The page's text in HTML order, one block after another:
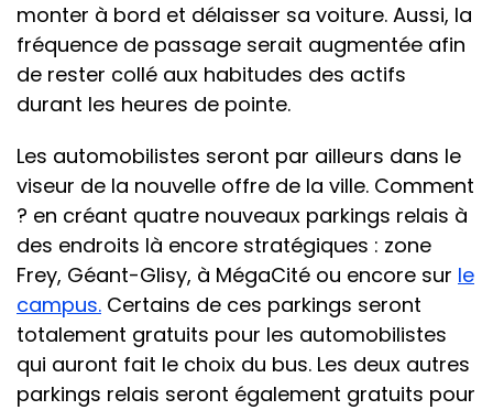
monter à bord et délaisser sa voiture. Aussi, la
fréquence de passage serait augmentée afin
de rester collé aux habitudes des actifs
durant les heures de pointe.
Les automobilistes seront par ailleurs dans le
viseur de la nouvelle offre de la ville. Comment
? en créant quatre nouveaux parkings relais à
des endroits là encore stratégiques : zone
Frey, Géant-Glisy, à MégaCité ou encore sur le
campus. Certains de ces parkings seront
totalement gratuits pour les automobilistes
qui auront fait le choix du bus. Les deux autres
parkings relais seront également gratuits pour